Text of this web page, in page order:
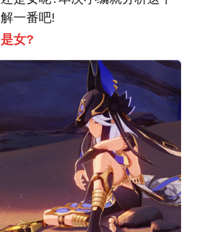
一番吧!
女?